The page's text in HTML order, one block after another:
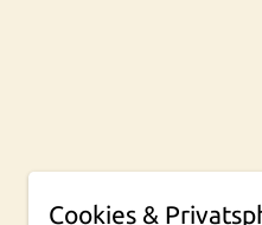
Cookies &